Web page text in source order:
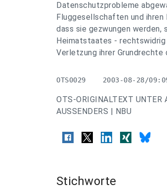
Datenschutzprobleme
Fluggesellschaften und
dass sie gezwungen werden,
Heimatstaates - rechtswidrig
Verletzung ihrer Grundrechte
OTS0029    2003-08-28/
OTS-ORIGINALTEXT UNTER
AUSSENDERS | NBU
Stichworte